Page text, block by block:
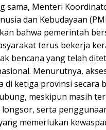
sama, Menteri
dan Kebudayaan
bahwa pemerintah
terus bekerja
bencana yang telah
Menurutnya,
di ketiga provinsi secara
meskipun masih
serta
memerlukan